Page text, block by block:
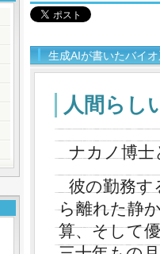
生成AIが書いたバイ
人間らし
ナカノ博士
彼の勤務す
ら離れた静
算、そして